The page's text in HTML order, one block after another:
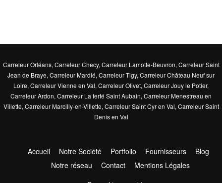
Carreleur Orléans,Carreleur Checy,Carreleur Lamotte-Beuvron,Carreleur Saint
Jean de Braye,Carreleur Mardié,Carreleur Tigy,Carreleur Château Neuf sur
Loire,Carreleur Vienne en Val,Carreleur Olivet,Carreleur Jouy le Potier,
Carreleur Ardon,Carreleur La ferté Saint Aubain,Carreleur Menestreau en
Villette,Carreleur Marcilly-en-Villette,Carreleur Saint Cyr en Val,Carreleur Saint
Denis en Val
Accueil Notre Société Portfolio Fournisseurs
Blog
Notre réseau
Contact
Mentions Légales